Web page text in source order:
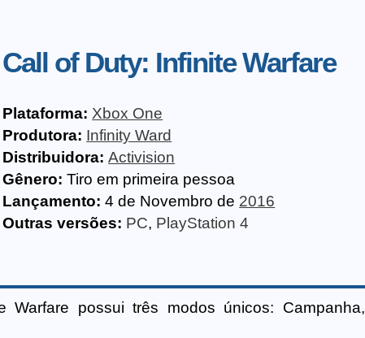
Call of Duty: Infinite Warfare
Plataforma: Xbox One
Produtora: Infinity Ward
Distribuidora: Activision
Gênero: Tiro em primeira pessoa
Lançamento: 4 de Novembro de 2016
Outras versões: PC, PlayStation 4
Warfare possui três modos únicos: